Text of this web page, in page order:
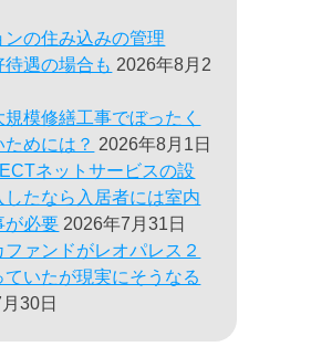
ンの住み込みの管理
待遇の場合も 2026年8月2
模修繕工事でぼったく
ためには？ 2026年8月1日
ネットサービスの設
したなら入居者には室内
が必要 2026年7月31日
ファンドがレオパレス２
ていたが現実にそうなる
30日